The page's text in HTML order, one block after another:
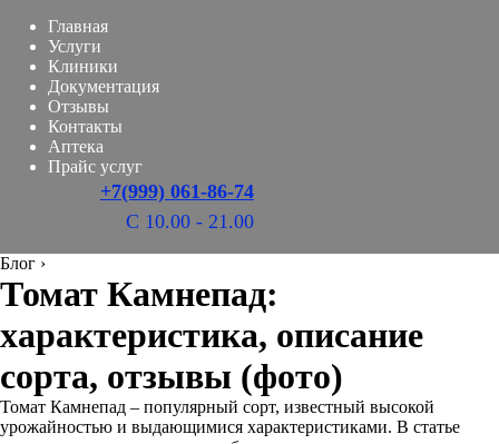
Главная
Услуги
Клиники
Документация
Отзывы
Контакты
Аптека
Прайс услуг
+7(999) 061-86-74
С 10.00 - 21.00
Блог ›
Томат Камнепад:
характеристика, описание
сорта, отзывы (фото)
Томат Камнепад – популярный сорт, известный высокой
урожайностью и выдающимися характеристиками. В статье